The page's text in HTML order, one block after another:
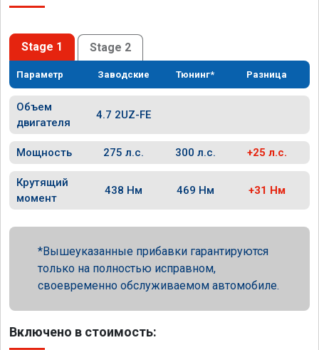
Stage 1 Stage 2
Параметр Заводские Тюнинг* Разница
Объем
двигателя
4.7 2UZ-FE
Мощность 275 л.с. 300 л.с. +25 л.с.
Крутящий
момент
438 Нм 469 Нм +31 Нм
Вышеуказанные прибавки гарантируются
только на полностью исправном,
своевременно обслуживаемом автомобиле.
Включено в стоимость: